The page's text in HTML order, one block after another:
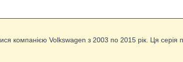
компанією Volkswagen з 2003 по 2015 рік. Ця серія